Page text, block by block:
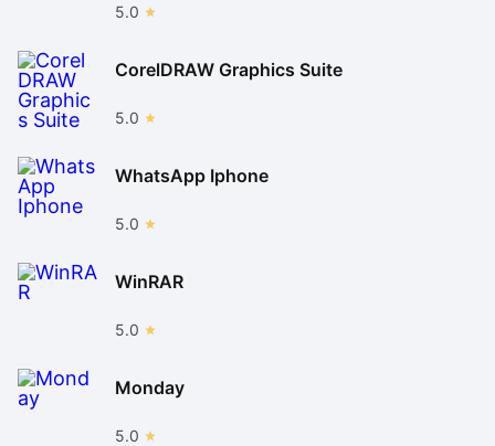
5.0
CorelDRAW Graphics Suite
5.0
WhatsApp Iphone
5.0
WinRAR
5.0
Monday
5.0